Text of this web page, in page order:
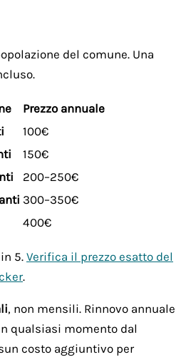
del comune. Una
Prezzo annuale
100€
150€
200–250€
300–350€
400€
5. Verifica il prezzo esatto del
.
, non mensili. Rinnovo annuale
qualsiasi momento dal
costo aggiuntivo per